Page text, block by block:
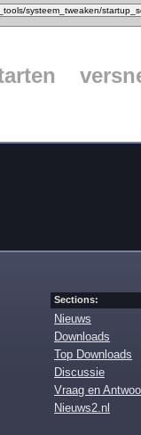
Sections:
Nieuws
Downloads
Top Downloads
Discussie
Vraag en
Nieuws2.nl